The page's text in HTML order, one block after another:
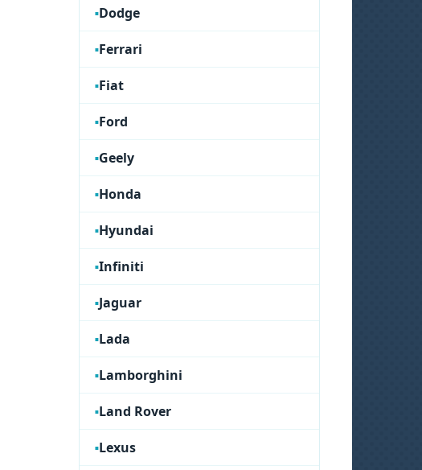
Dodge
Ferrari
Fiat
Ford
Geely
Honda
Hyundai
Infiniti
Jaguar
Lada
Lamborghini
Land Rover
Lexus